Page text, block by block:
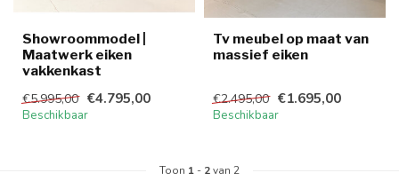
Showroommodel |
Maatwerk eiken
vakkenkast
€5.995,00 €4.795,00
Beschikbaar
Tv meubel op maat van
massief eiken
€2.495,00 €1.695,00
Beschikbaar
Toon 1 - 2van 2